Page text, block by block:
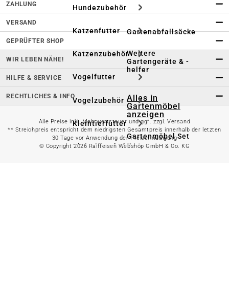
Hundezubehör
Katzenfutter
Katzenzubehör
Vogelfutter
Vogelzubehör
Kleintierfutter
Kleintierzubehör
Gartenabfallsäcke
Weitere
Gartengeräte & -
helfer
Alles in
Gartenmöbel
anzeigen
Gartenmöbel Set
ZAHLUNG
VERSAND
GEPRÜFTER SHOP
WIR LEBEN NÄHE!
HILFE & SERVICE
RECHTLICHES & INFO
Alle Preise inkl. Mehrwertsteuer und ggf. zzgl. Versand
** Streichpreis entspricht dem niedrigsten Gesamtpreis innerhalb der letzten
30 Tage vor Anwendung der Preisermäßigung
© Copyright 2026 Raiffeisen Webshop GmbH & Co. KG